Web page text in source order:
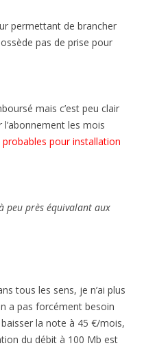
permettant de brancher
pas de prise pour
mais c’est peu clair
les mois
pour installation
peu près équivalant aux
tous les sens, je n’ai plus
a pas forcément besoin
la note à 45 €/mois,
du débit à 100 Mb est